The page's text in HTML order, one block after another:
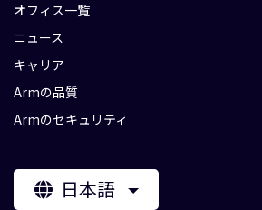
オフィス一覧
ニュース
キャリア
Armの品質
Armのセキュリティ
日本語